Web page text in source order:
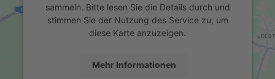
sammeln. Bitte lesen Sie die Details durch und
stimmen Sie der Nutzung des Service zu, um
diese Karte anzuzeigen.
Mehr Informationen